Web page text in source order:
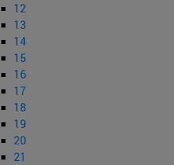
12
13
14
15
16
17
18
19
20
21